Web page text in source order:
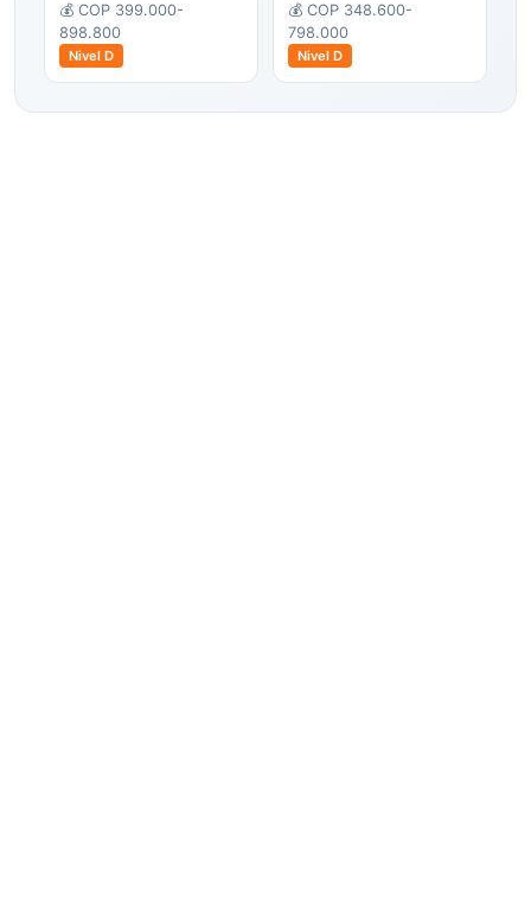
💰 COP 399.000-
898.800
Nivel D
💰 COP 348.600-
798.000
Nivel D